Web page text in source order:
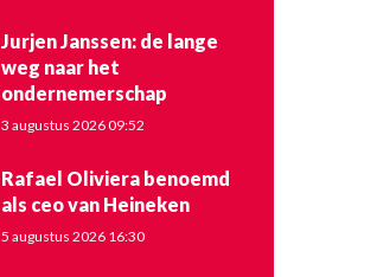
Jurjen Janssen: de lange
weg naar het
ondernemerschap
3 augustus 2026 09:52
Rafael Oliviera benoemd
als ceo van Heineken
5 augustus 2026 16:30